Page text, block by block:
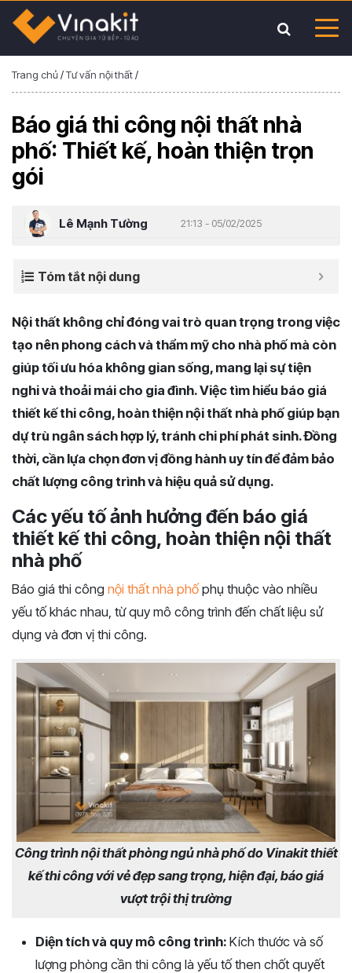
Trang chủ/Tư vấn nội thất/
Báo giá thi công nội thất nhà
phố: Thiết kế, hoàn thiện trọn
gói
Lê Mạnh Tường 21:13 - 05/02/2025
Tóm tắt nội dung
Nội thất không chỉ đóng vai trò quan trọng trong việc
tạo nên phong cách và thẩm mỹ cho nhà phố mà còn
giúp tối ưu hóa không gian sống, mang lại sự tiện
nghi và thoải mái cho gia đình. Việc tìm hiểu báo giá
thiết kế thi công, hoàn thiện nội thất nhà phố giúp bạn
dự trù ngân sách hợp lý, tránh chi phí phát sinh. Đồng
thời, cần lựa chọn đơn vị đồng hành uy tín để đảm bảo
chất lượng công trình và hiệu quả sử dụng.
Các yếu tố ảnh hưởng đến báo giá
thiết kế thi công, hoàn thiện nội thất
nhà phố
Báo giá thi công nội thất nhà phố phụ thuộc vào nhiều
yếu tố khác nhau, từ quy mô công trình đến chất liệu sử
dụng và đơn vị thi công.
Công trình nội thất phòng ngủ nhà phố do Vinakit thiết
kế thi công với vẻ đẹp sang trọng, hiện đại, báo giá
vượt trội thị trường
Diện tích và quy mô công trình: Kích thước và số
lượng phòng cần thi công là yếu tố then chốt quyết